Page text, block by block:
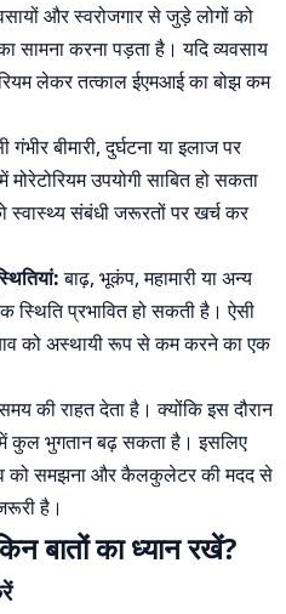
और स्वरोजगार से जुड़े लोगों को
सामना करना पड़ता है। यदि व्यवसाय
लेकर तत्काल ईएमआई का बोझ कम
गंभीर बीमारी, दुर्घटना या इलाज पर
उपयोगी साबित हो सकता
संबंधी जरूरतों पर खर्च कर
बाढ़, भूकंप, महामारी या अन्य
प्रभावित हो सकती है। ऐसी
दबाव को अस्थायी रूप से कम करने का एक
की राहत देता है। क्योंकि इस दौरान
में कुल भुगतान बढ़ सकता है। इसलिए
को समझना और कैलकुलेटर की मदद से
है।
बातों का ध्यान रखें?